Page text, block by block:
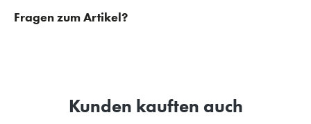
Fragen zum Artikel?
Kunden kauften auch